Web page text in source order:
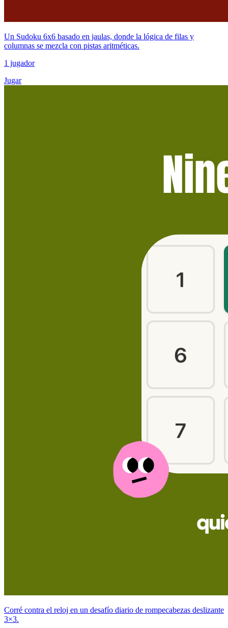
Un Sudoku 6x6 basado en jaulas, donde la lógica de filas y
columnas se mezcla con pistas aritméticas.
1 jugador
Jugar
Corré contra el reloj en un desafío diario de rompecabezas deslizante
3×3.